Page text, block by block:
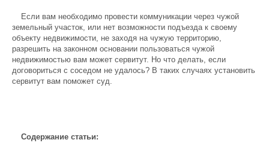
Если вам необходимо провести коммуникации через чужой
земельный участок, или нет возможности подъезда к своему
объекту недвижимости, не заходя на чужую территорию,
разрешить на законном основании пользоваться чужой
недвижимостью вам может сервитут. Но что делать, если
договориться с соседом не удалось? В таких случаях установить
сервитут вам поможет суд.
Содержание статьи: